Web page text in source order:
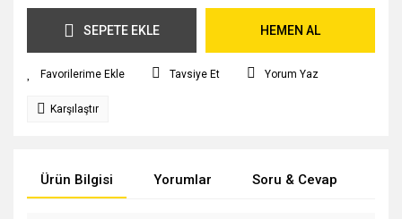
SEPETE EKLE HEMEN AL
Tavsiye Et Yorum Yaz
Karşılaştır
Ürün Bilgisi Yorumlar Soru & Cevap